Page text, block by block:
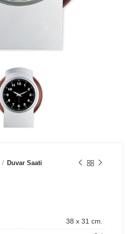
Duvar Saati
38 x 31 cm.